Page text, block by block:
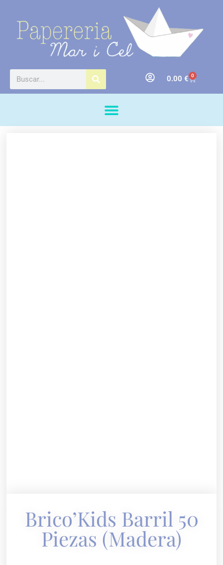
0.00 € 0
Brico’Kids Barril 50
Piezas (madera)